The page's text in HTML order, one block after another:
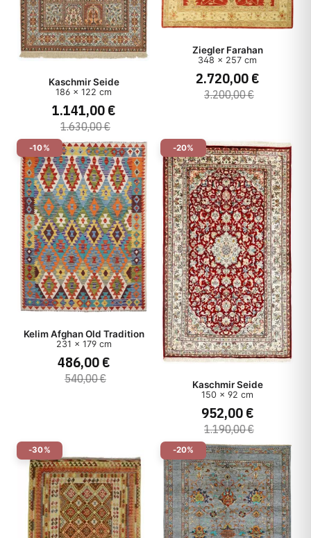
Kaschmir Seide
186 x 122 cm
1.141,00 €
1.630,00 €
Ziegler Farahan
348 x 257 cm
2.720,00 €
3.200,00 €
-10%
Kelim Afghan Old Tradition
231 x 179 cm
486,00 €
540,00 €
-20%
Kaschmir Seide
150 x 92 cm
952,00 €
1.190,00 €
-30% -20%